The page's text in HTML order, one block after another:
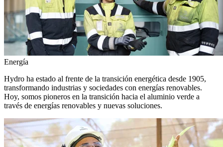
Energía
Hydro ha estado al frente de la transición energética desde 1905,
transformando industrias y sociedades con energías renovables.
Hoy, somos pioneros en la transición hacia el aluminio verde a
través de energías renovables y nuevas soluciones.